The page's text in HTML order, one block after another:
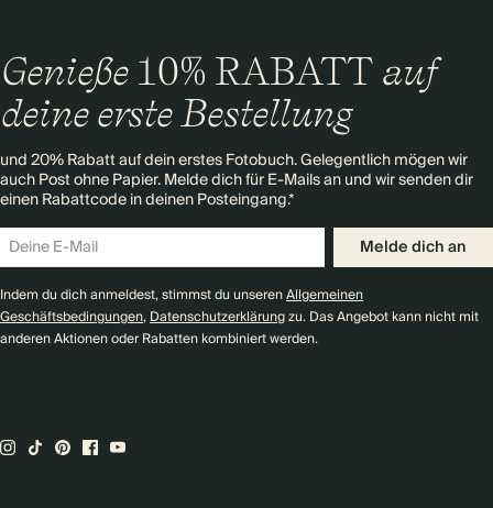
Genieße 10% RABATT auf
deine erste Bestellung
und 20% Rabatt auf dein erstes Fotobuch. Gelegentlich mögen wir
auch Post ohne Papier. Melde dich für E-Mails an und wir senden dir
einen Rabattcode in deinen Posteingang.*
Melde dich an
Indem du dich anmeldest, stimmst du unserenAllgemeinen
Geschäftsbedingungen,Datenschutzerklärungzu. Das Angebot kann nicht mit
anderen Aktionen oder Rabatten kombiniert werden.